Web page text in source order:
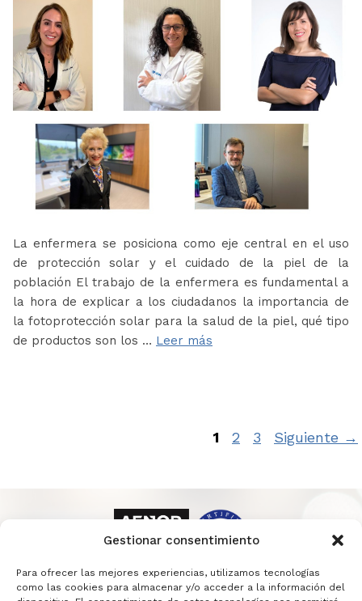
Gestionar consentimiento
Para ofrecer las mejores experiencias, utilizamos tecnologías
como las cookies para almacenar y/o acceder a la información del
La enfermera se posiciona como eje central en el uso
de protección solar y el cuidado de la piel de la
población El trabajo de la enfermera es fundamental a
la hora de explicar a los ciudadanos la importancia de
la fotoprotección solar para la salud de la piel, qué tipo
de productos son los … Leer más
Página
1 Página
2 Página
3 Siguiente →